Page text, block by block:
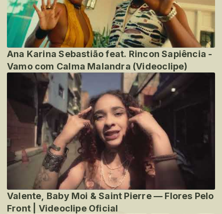
Ana Karina Sebastião feat. Rincon Sapiência -
Vamo com Calma Malandra (Videoclipe)
Valente, Baby Moi & Saint Pierre — Flores Pelo
Front | Videoclipe Oficial